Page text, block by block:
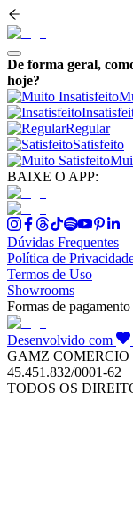
De forma geral,
hoje?
Regular
Satisfeito
BAIXE O APP:
Dúvidas Frequentes
Política de
Termos de Uso
Showrooms
Formas de pagamento
Desenvolvido com
GAMZ
45.451.832/0001-62
TODOS OS